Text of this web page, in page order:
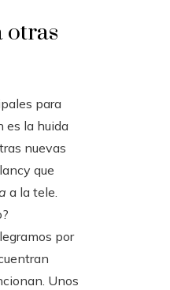
otras
para
es la huida
nuevas
que
a la tele.
por
Unos